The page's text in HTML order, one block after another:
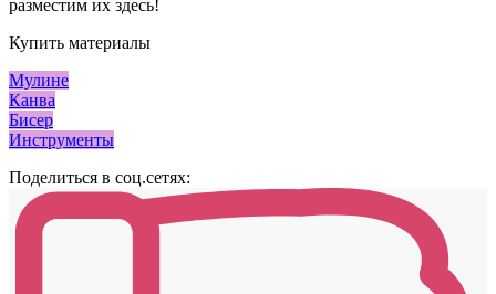
разместим их здесь!
Купить материалы
Мулине
Канва
Бисер
Инструменты
Поделиться в соц.сетях: